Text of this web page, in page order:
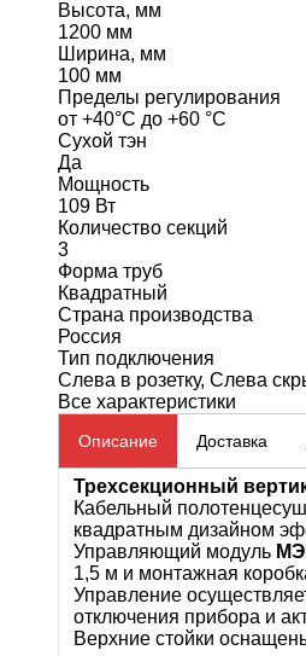
Высота, мм
1200 мм
Ширина, мм
100 мм
Пределы регулирования
от +40°C до +60 °C
Сухой тэн
Да
Мощность
109 Вт
Количество секций
3
Форма труб
Квадратный
Страна производства
Россия
Тип подключения
Слева в розетку, Слева
Все характеристики
Описание Доставка
Трехсекционный
Кабельный
квадратным дизайном
Управляющий модуль
1,5 м и монтажная
Управление
отключения прибора и
Верхние стойки